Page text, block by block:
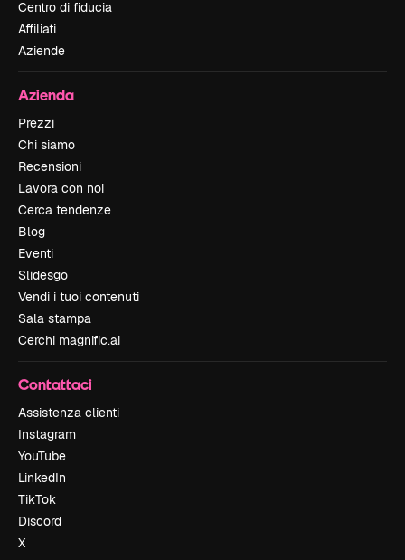
Centro di fiducia
Affiliati
Aziende
Azienda
Prezzi
Chi siamo
Recensioni
Lavora con noi
Cerca tendenze
Blog
Eventi
Slidesgo
Vendi i tuoi contenuti
Sala stampa
Cerchi magnific.ai
Contattaci
Assistenza clienti
Instagram
YouTube
LinkedIn
TikTok
Discord
X